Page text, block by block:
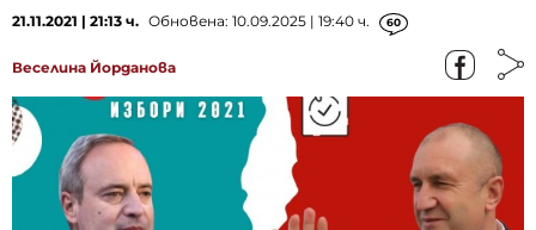
21.11.2021 | 21:13 ч. Обновена: 10.09.2025 | 19:40 ч. 60
Веселина Йорданова